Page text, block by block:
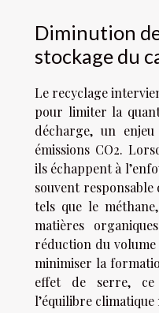
Diminution
stockage du
Le recyclage
pour limiter la
décharge, un
émissions CO2.
ils échappent à
souvent
tels que le
matières
réduction du
minimiser la
effet de serre, ce
l’équilibre climatique